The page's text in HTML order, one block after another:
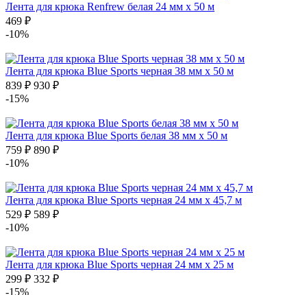
Лента для крюка Renfrew белая 24 мм x 50 м
469 ₽
-10%
Лента для крюка Blue Sports черная 38 мм x 50 м
839 ₽ 930 ₽
-15%
Лента для крюка Blue Sports белая 38 мм x 50 м
759 ₽ 890 ₽
-10%
Лента для крюка Blue Sports черная 24 мм x 45,7 м
529 ₽ 589 ₽
-10%
Лента для крюка Blue Sports черная 24 мм x 25 м
299 ₽ 332 ₽
-15%